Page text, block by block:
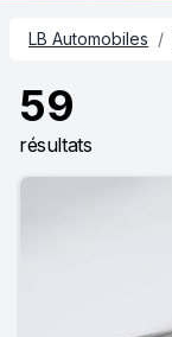
LB Automobiles /
59
résultats